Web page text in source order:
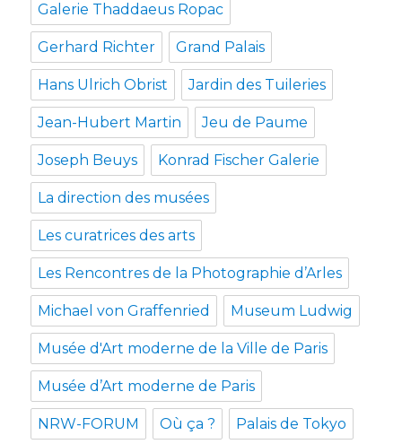
Galerie Thaddaeus Ropac
Gerhard Richter Grand Palais
Hans Ulrich Obrist Jardin des Tuileries
Jean-Hubert Martin Jeu de Paume
Joseph Beuys Konrad Fischer Galerie
La direction des musées
Les curatrices des arts
Les Rencontres de la Photographie d’Arles
Michael von Graffenried Museum Ludwig
Musée d'Art moderne de la Ville de Paris
Musée d’Art moderne de Paris
NRW-FORUM Où ça ? Palais de Tokyo